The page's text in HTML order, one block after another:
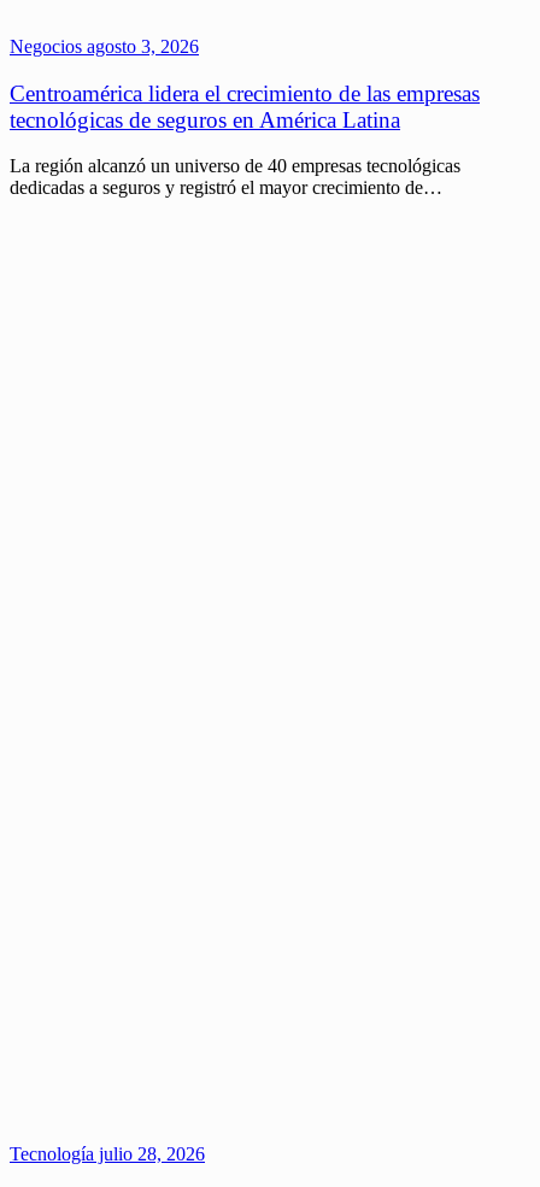
Negocios agosto 3, 2026
Centroamérica lidera el crecimiento de las empresas
tecnológicas de seguros en América Latina
La región alcanzó un universo de 40 empresas tecnológicas
dedicadas a seguros y registró el mayor crecimiento de…
Tecnología julio 28, 2026